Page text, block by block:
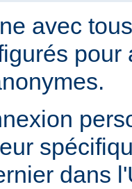
avec
pour
dans